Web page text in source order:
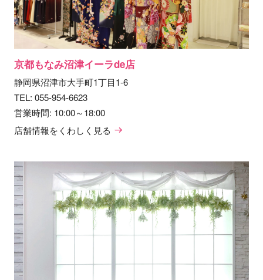
京都もなみ沼津イーラde店
静岡県沼津市大手町1丁目1-6
TEL: 055-954-6623
営業時間: 10:00～18:00
店舗情報をくわしく見る